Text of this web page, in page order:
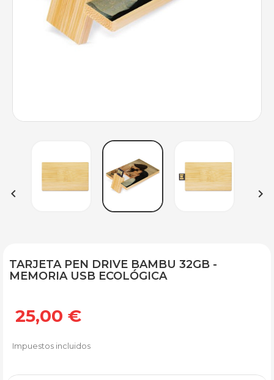
 
TARJETA PEN DRIVE BAMBU 32GB -
MEMORIA USB ECOLÓGICA
25,00 €
Impuestos incluidos